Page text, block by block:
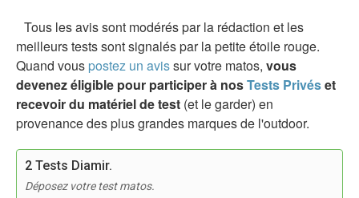
Tous les avis sont modérés par la rédaction et les
meilleurs tests sont signalés par la petite étoile rouge.
Quand vous postez un avissur votre matos, vous
devenez éligible pour participer à nosTests Privéset
recevoir du matériel de test (et le garder) en
provenance des plus grandes marques de l'outdoor.
2 Tests Diamir.
Déposez votre test matos.